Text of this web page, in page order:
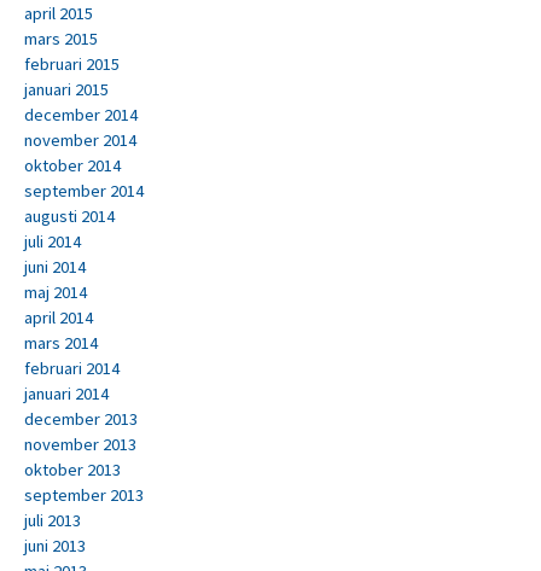
april 2015
mars 2015
februari 2015
januari 2015
december 2014
november 2014
oktober 2014
september 2014
augusti 2014
juli 2014
juni 2014
maj 2014
april 2014
mars 2014
februari 2014
januari 2014
december 2013
november 2013
oktober 2013
september 2013
juli 2013
juni 2013